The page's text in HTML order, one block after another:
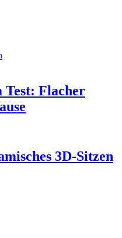
Test: Flacher
3D-Sitzen